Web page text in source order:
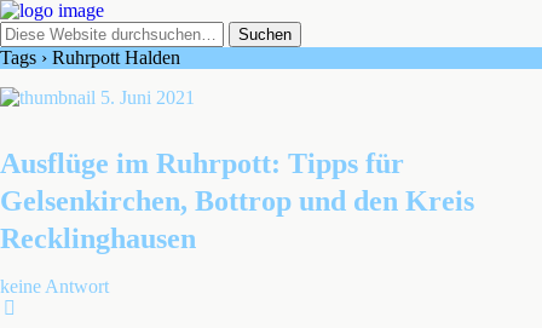
Tags › Ruhrpott Halden
5. Juni 2021
Ausflüge im Ruhrpott: Tipps für
Gelsenkirchen, Bottrop und den Kreis
Recklinghausen
keine Antwort